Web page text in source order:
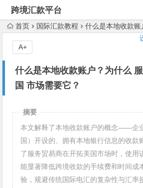
跨境汇款平台
首页 国际汇款教程 什么是本地收款账户？为什
什么是本地收款账户？为什么
国 市场需要它？
A+
摘要
本文解释了本地收款账户的概念——企
国）开设的、拥有本地银行信息的收款
了服务贸易商在开拓美国市场时，使用
能显著降低跨境收款的手续费和时间成
验，规避传统国际电汇的复杂性与汇率